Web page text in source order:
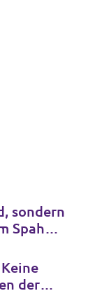
sondern
Spahns
der